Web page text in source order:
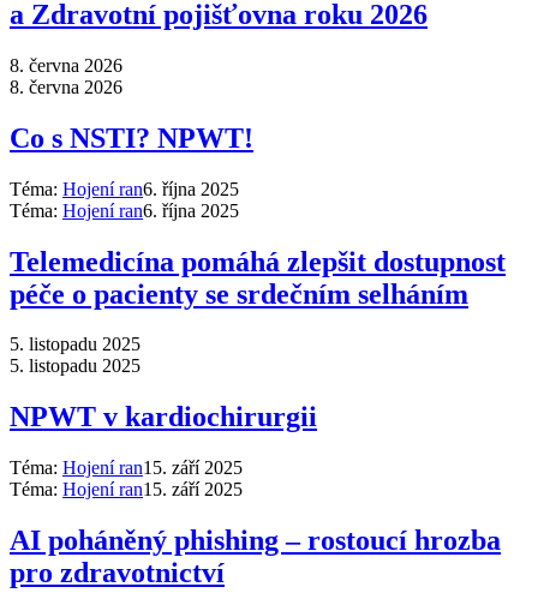
a Zdravotní pojišťovna roku 2026
8. června 2026
8. června 2026
Co s NSTI? NPWT!
Téma: Hojení ran6. října 2025
Téma: Hojení ran6. října 2025
Telemedicína pomáhá zlepšit dostupnost
péče o pacienty se srdečním selháním
5. listopadu 2025
5. listopadu 2025
NPWT v kardiochirurgii
Téma: Hojení ran15. září 2025
Téma: Hojení ran15. září 2025
AI poháněný phishing –⁠ rostoucí hrozba
pro zdravotnictví